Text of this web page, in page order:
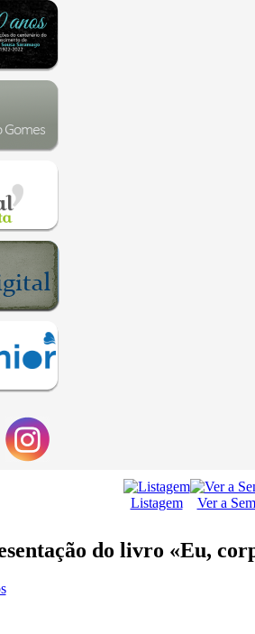
Listagem Ver a
do livro «Eu,